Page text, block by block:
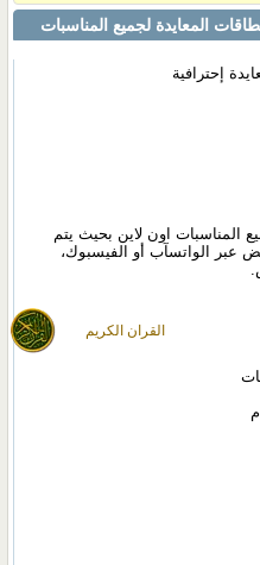
القران الكريم
المعايدة لجميع المناسبات
إحترافية
المناسبات اون لاين بحيث يتم
عبر الواتسآب أو الفيسبوك،